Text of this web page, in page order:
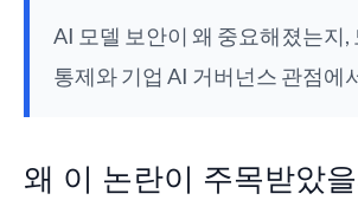
AI 모델 보안이 왜 중요해졌는지,
통제와 기업 AI 거버넌스 관점에
왜 이 논란이 주목받았